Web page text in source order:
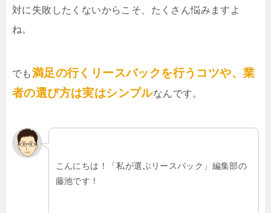
対に失敗したくないからこそ、たくさん悩みますよ
ね。
でも満足の行くリースバックを行うコツや、業
者の選び方は実はシンプルなんです。
こんにちは！「私が選ぶリースバック」編集部の
藤池です！